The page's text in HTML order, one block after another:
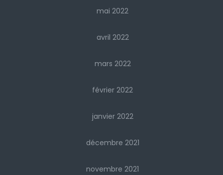
mai 2022
avril 2022
mars 2022
février 2022
janvier 2022
décembre 2021
novembre 2021